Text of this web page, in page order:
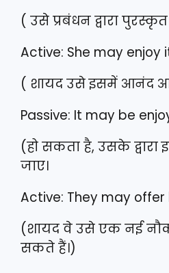
( उसे प्रबंधन द्वारा
Active: She may enjoy
( शायद उसे इसमें आनंद
Passive: It may be
(हो सकता है, उसके
जाए।
Active: They may offer
(शायद वे उसे एक नई
सकते हैं।)